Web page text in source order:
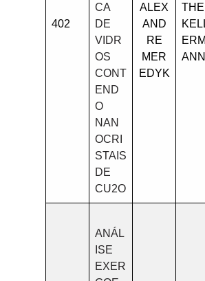
402
CA
DE
VIDR
OS
CONT
END
O
NAN
OCRI
STAIS
DE
CU2O
ALEX
AND
RE
MER
EDYK
ERM
ANN
ANÁL
ISE
EXER